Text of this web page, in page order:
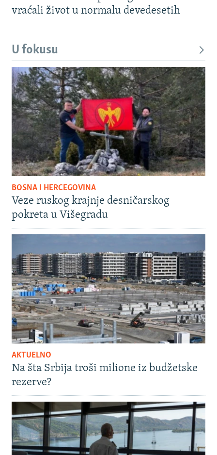
vraćali život u normalu devedesetih
U fokusu
BOSNA I HERCEGOVINA
Veze ruskog krajnje desničarskog
pokreta u Višegradu
AKTUELNO
Na šta Srbija troši milione iz budžetske
rezerve?